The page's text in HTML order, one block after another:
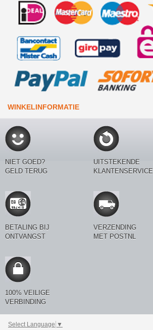
WINKELINFORMATIE
NIET GOED?
GELD TERUG
UITSTEKENDE
KLANTENSERVICE
BETALING BIJ
ONTVANGST
VERZENDING
MET POSTNL
100% VEILIGE
VERBINDING
Select Language ▼